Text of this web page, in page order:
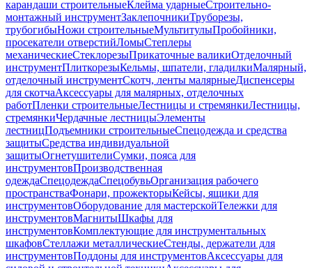
карандаши строительныеКлейма ударныеСтроительно-
монтажный инструментЗаклепочникиТруборезы,
трубогибыНожи строительныеМультитулыПробойники,
просекатели отверстийЛомыСтеплеры
механическиеСтеклорезыПрикаточные валикиОтделочный
инструментПлиткорезыКельмы, шпатели, гладилкиМалярный,
отделочный инструментСкотч, ленты малярныеДиспенсеры
для скотчаАксессуары для малярных, отделочных
работПленки строительныеЛестницы и стремянкиЛестницы,
стремянкиЧердачные лестницыЭлементы
лестницПодъемники строительныеСпецодежда и средства
защитыСредства индивидуальной
защитыОгнетушителиСумки, пояса для
инструментовПроизводственная
одеждаСпецодеждаСпецобувьОрганизация рабочего
пространстваФонари, прожекторыКейсы, ящики для
инструментовОборудование для мастерскойТележки для
инструментовМагнитыШкафы для
инструментовКомплектующие для инструментальных
шкафовСтеллажи металлическиеСтенды, держатели для
инструментовПоддоны для инструментовАксессуары для